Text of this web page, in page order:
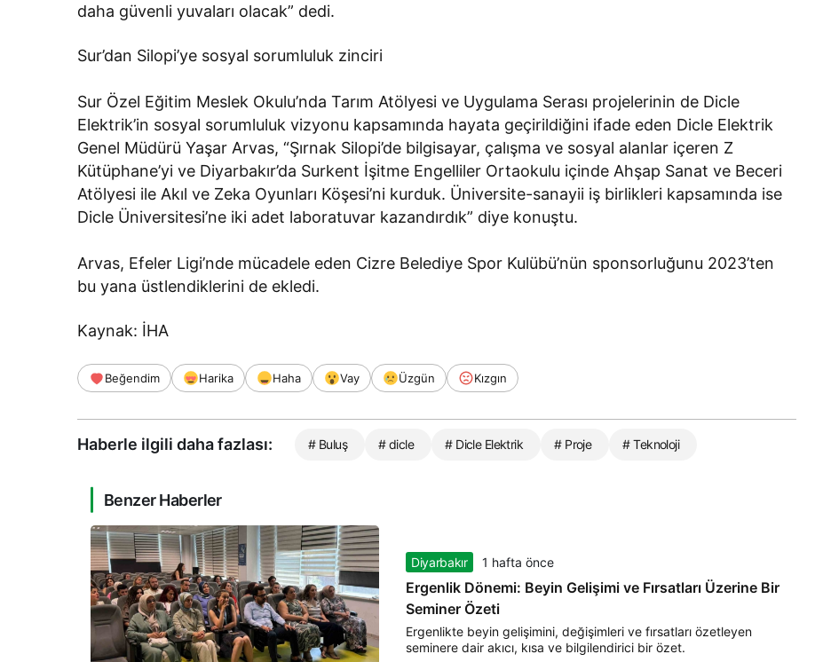
daha güvenli yuvaları olacak” dedi.
Sur’dan Silopi’ye sosyal sorumluluk zinciri
Sur Özel Eğitim Meslek Okulu’nda Tarım Atölyesi ve Uygulama Serası projelerinin de Dicle
Elektrik’in sosyal sorumluluk vizyonu kapsamında hayata geçirildiğini ifade eden Dicle Elektrik
Genel Müdürü Yaşar Arvas, “Şırnak Silopi’de bilgisayar, çalışma ve sosyal alanlar içeren Z
Kütüphane’yi ve Diyarbakır’da Surkent İşitme Engelliler Ortaokulu içinde Ahşap Sanat ve Beceri
Atölyesi ile Akıl ve Zeka Oyunları Köşesi’ni kurduk. Üniversite-sanayii iş birlikleri kapsamında ise
Dicle Üniversitesi’ne iki adet laboratuvar kazandırdık” diye konuştu.
Arvas, Efeler Ligi’nde mücadele eden Cizre Belediye Spor Kulübü’nün sponsorluğunu 2023’ten
bu yana üstlendiklerini de ekledi.
Kaynak: İHA
Beğendim Harika Haha Vay Üzgün Kızgın
Haberle ilgili daha fazlası: # Buluş # dicle # Dicle Elektrik # Proje # Teknoloji
Benzer Haberler
Diyarbakır 1 hafta önce
Ergenlik Dönemi: Beyin Gelişimi ve Fırsatları Üzerine Bir
Seminer Özeti
Ergenlikte beyin gelişimini, değişimleri ve fırsatları özetleyen
seminere dair akıcı, kısa ve bilgilendirici bir özet.